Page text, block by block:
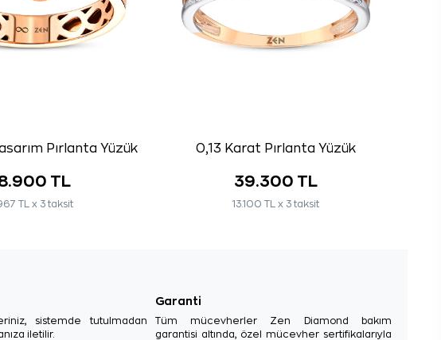
Pırlanta Yüzük
TL
TL x 3 taksit
0,13 Karat Pırlanta Yüzük
39.300 TL
13.100 TL x 3 taksit
sistemde tutulmadan
iletilir.
Garanti
Tüm mücevherler Zen Diamond bakım
garantisi altında, özel mücevher sertifikalarıyla